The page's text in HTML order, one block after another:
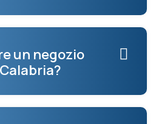
un negozio